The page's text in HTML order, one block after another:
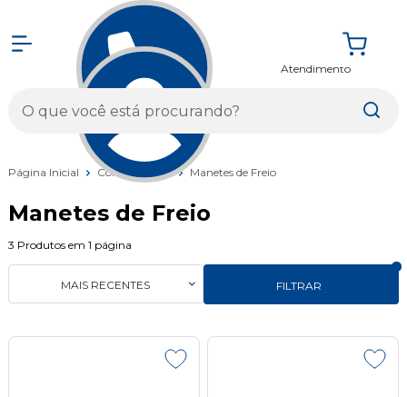
Atendimento
Página Inicial Componentes Manetes de Freio
Manetes de Freio
3 Produtos em 1 página
FILTRAR
MAIS RECENTES